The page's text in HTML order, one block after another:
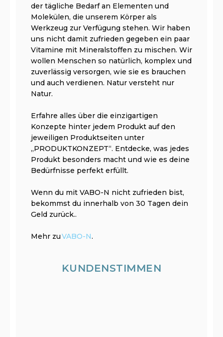
der tägliche Bedarf an Elementen und
Molekülen, die unserem Körper als
Werkzeug zur Verfügung stehen. Wir haben
uns nicht damit zufrieden gegeben ein paar
Vitamine mit Mineralstoffen zu mischen. Wir
wollen Menschen so natürlich, komplex und
zuverlässig versorgen, wie sie es brauchen
und auch verdienen. Natur versteht nur
Natur.
Erfahre alles über die einzigartigen
Konzepte hinter jedem Produkt auf den
jeweiligen Produktseiten unter
„PRODUKTKONZEPT“. Entdecke, was jedes
Produkt besonders macht und wie es deine
Bedürfnisse perfekt erfüllt.
Wenn du mit VABO-N nicht zufrieden bist,
bekommst du innerhalb von 30 Tagen dein
Geld zurück..
Mehr zuVABO-N.
KUNDENSTIMMEN